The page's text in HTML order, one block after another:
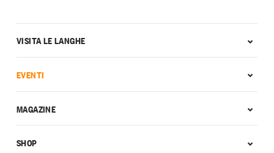
VISITA LE LANGHE
EVENTI
MAGAZINE
SHOP